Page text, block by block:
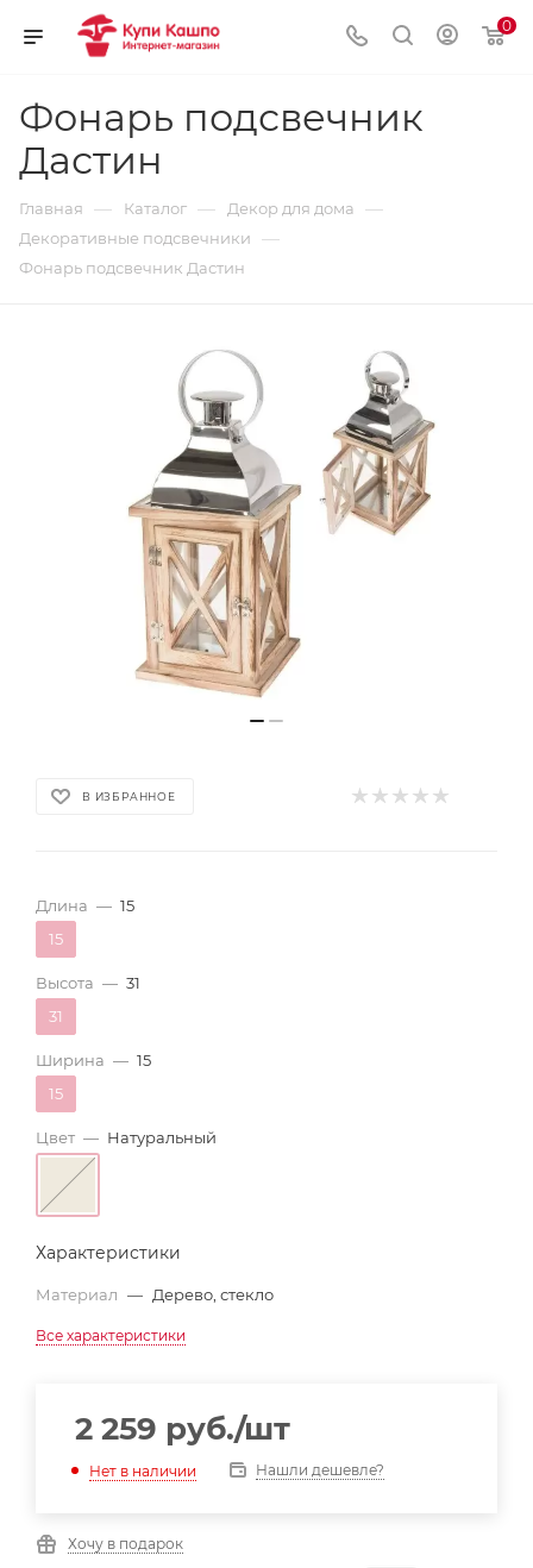
0
Фонарь подсвечник
Дастин
Главная — Каталог — Декор для дома —
Декоративные подсвечники —
Фонарь подсвечник Дастин
В ИЗБРАННОЕ
Длина — 15
15
Высота — 31
31
Ширина — 15
15
Цвет — Натуральный
Характеристики
Материал — Дерево, стекло
Все характеристики
2 259 руб./шт
Нет в наличии Нашли дешевле?
Хочу в подарок